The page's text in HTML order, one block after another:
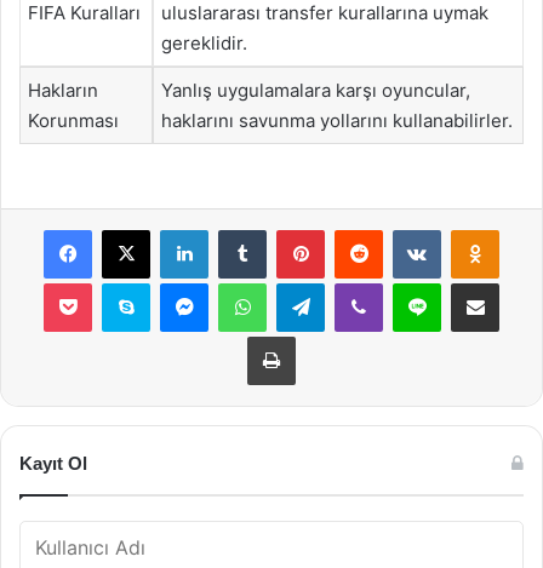
FIFA Kuralları
uluslararası transfer kurallarına uymak
gereklidir.
Hakların
Korunması
Yanlış uygulamalara karşı oyuncular,
haklarını savunma yollarını kullanabilirler.
Facebook
X LinkedInTumblr PinterestReddit VKontakte
Pocket Skype MessengerWhatsAppTelegramViber Line E-Posta ile
Yazdır
Kayıt Ol